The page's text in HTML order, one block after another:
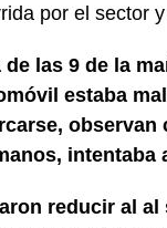
por el sector
las 9 de la
estaba
intentaba
reducir al